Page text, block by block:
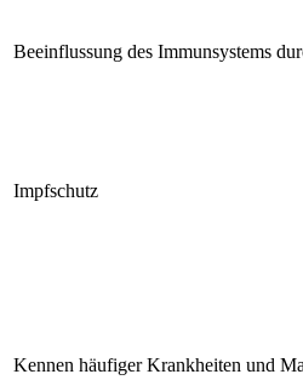
Beeinflussung des Immunsystems
Impfschutz
Kennen häufiger Krankheiten und